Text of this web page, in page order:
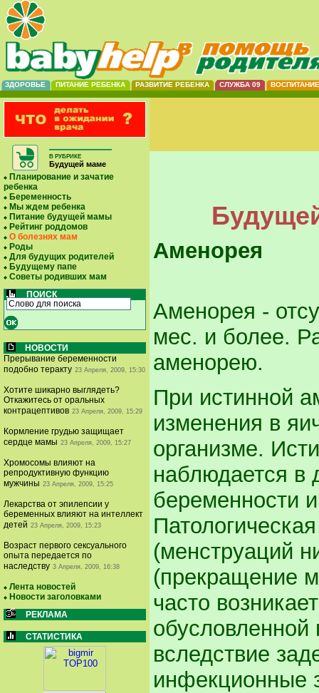
ЗДОРОВЬЕ ПИТАНИЕ РЕБЕНКА РАЗВИТИЕ РЕБЕНКА СЛУЖБА 09 ВОСПИТАНИЕ
В РУБРИКЕ
Будущей маме
Планирование и зачатие
ребенка
Беременность
Мы ждем ребенка
Питание будущей мамы
Рейтинг роддомов
О болезнях мам
Роды
Для будущих родителей
Будущему папе
Советы родивших мам
ПОИСК
НОВОСТИ
Прерывание беременности
подобно теракту 23 Апреля, 2009, 15:30
Хотите шикарно выглядеть?
Откажитесь от оральных
контрацептивов 23 Апреля, 2009, 15:29
Кормление грудью защищает
сердце мамы 23 Апреля, 2009, 15:27
Хромосомы влияют на
репродуктивную функцию
мужчины 23 Апреля, 2009, 15:25
Лекарства от эпилепсии у
беременных влияют на интеллект
детей 23 Апреля, 2009, 15:23
Возраст первого сексуального
опыта передается по
наследству 3 Апреля, 2009, 16:38
Лента новостей
Новости заголовками
РЕКЛАМА
СТАТИСТИКА
Аменорея
Аменорея -
мес. и более.
аменорею.
При истинной
изменения в
организме.
наблюдается в
беременности
(менструаций
(прекращение
часто
обусловленной
вследствие
инфекционные